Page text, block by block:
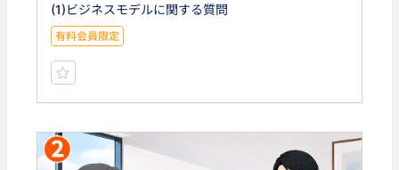
(1)ビジネスモデルに関する質問
有料会員限定